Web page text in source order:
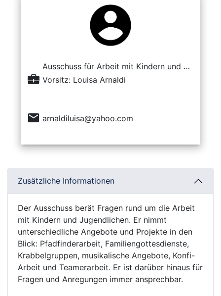
Ausschuss für Arbeit mit Kindern und Jugendlichen
Vorsitz: Louisa Arnaldi
arnaldiluisa@yahoo.com
Zusätzliche Informationen
Der Ausschuss berät Fragen rund um die Arbeit
mit Kindern und Jugendlichen. Er nimmt
unterschiedliche Angebote und Projekte in den
Blick: Pfadfinderarbeit, Familiengottesdienste,
Krabbelgruppen, musikalische Angebote, Konfi-
Arbeit und Teamerarbeit. Er ist darüber hinaus für
Fragen und Anregungen immer ansprechbar.